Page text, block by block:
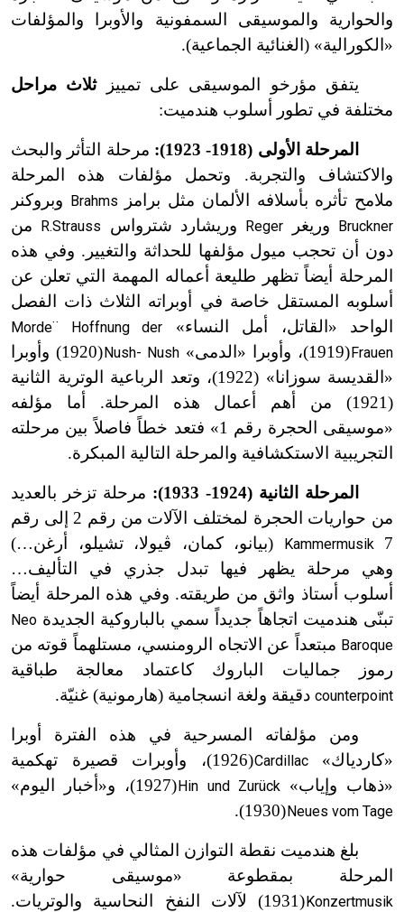
والحوارية والموسيقى السمفونية والأوبرا والمؤلفات
«الكورالية» (الغنائية الجماعية).
يتفق مؤرخو الموسيقى على تمييزثلاث مراحل
مختلفة في تطور أسلوب هندميت:
المرحلة الأولى (1918- 1923):
مرحلة التأثر والبحث
والاكتشاف والتجربة. وتحمل مؤلفات هذه المرحلة
ملامح تأثره بأسلافه الألمان مثل برامز Brahms وبروكنر
Bruckner وريغر Reger وريشارد شترواس R.Strauss
من
دون أن تحجب ميول مؤلفها للحداثة والتغيير. وفي هذه
المرحلة أيضاً تظهر طليعة أعماله المهمة التي تعلن عن
أسلوبه المستقل خاصة في أوبراته الثلاث ذات الفصل
الواحد «القاتل، أمل النساء» Morde¨ Hoffnung der
Frauen (1919)، وأوبرا «الدمى» Nush- Nush
(1920) وأوبرا
«القديسة سوزانا» (1922)، وتعد الرباعية الوترية الثانية
(1921) من أهم أعمال هذه المرحلة. أما مؤلفه
«موسيقى الحجرة رقم 1» فتعد خطاً فاصلاً بين مرحلته
التجريبية الاستكشافية والمرحلة التالية المبكرة.
المرحلة الثانية (1924- 1933):
مرحلة تزخر بالعديد
من حواريات الحجرة لمختلف الآلات من رقم 2 إلى رقم
7
Kammermusik
(بيانو، كمان، ڤيولا، تشيلو، أرغن…)
وهي مرحلة يظهر فيها تبدل جذري في التأليف…
أسلوب أستاذ واثق من طريقته. وفي هذه المرحلة أيضاً
تبنّى هندميت اتجاهاً جديداً سمي بالباروكية الجديدة Neo
Baroque مبتعداً عن الاتجاه الرومنسي، مستلهماً قوته من
رموز جماليات الباروك كاعتماد معالجة طباقية
counterpoint دقيقة ولغة انسجامية (هارمونية) غنيّة.
ومن مؤلفاته المسرحية في هذه الفترة أوبرا
«كاردياك»Cardillac
(1926)، وأوبرات قصيرة تهكمية
«ذهاب وإياب» Hin und Zurück (1927)، و«أخبار اليوم»
Neues vom Tage
(1930).
بلغ هندميت نقطة التوازن المثالي في مؤلفات هذه
المرحلة بمقطوعة «موسيقى حوارية»
Konzertmusik
(1931) لآلات النفخ النحاسية والوتريات.